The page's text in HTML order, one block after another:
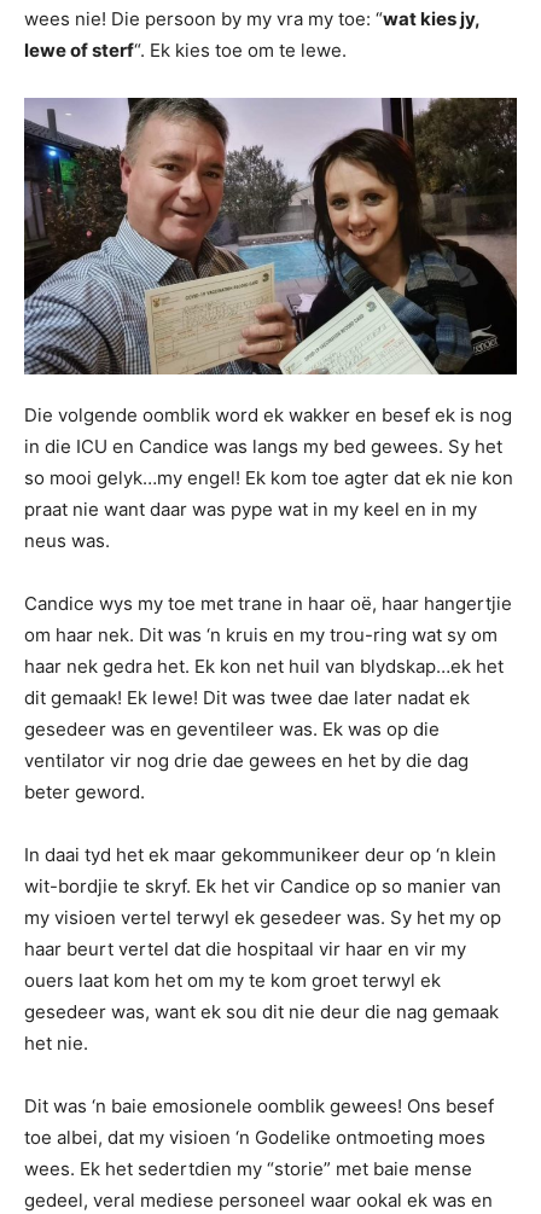
wees nie! Die persoon by my vra my toe: “wat kies jy,
lewe of sterf“. Ek kies toe om te lewe.
Die volgende oomblik word ek wakker en besef ek is nog
in die ICU en Candice was langs my bed gewees. Sy het
so mooi gelyk…my engel! Ek kom toe agter dat ek nie kon
praat nie want daar was pype wat in my keel en in my
neus was.
Candice wys my toe met trane in haar oë, haar hangertjie
om haar nek. Dit was ‘n kruis en my trou-ring wat sy om
haar nek gedra het. Ek kon net huil van blydskap…ek het
dit gemaak! Ek lewe! Dit was twee dae later nadat ek
gesedeer was en geventileer was. Ek was op die
ventilator vir nog drie dae gewees en het by die dag
beter geword.
In daai tyd het ek maar gekommunikeer deur op ‘n klein
wit-bordjie te skryf. Ek het vir Candice op so manier van
my visioen vertel terwyl ek gesedeer was. Sy het my op
haar beurt vertel dat die hospitaal vir haar en vir my
ouers laat kom het om my te kom groet terwyl ek
gesedeer was, want ek sou dit nie deur die nag gemaak
het nie.
Dit was ‘n baie emosionele oomblik gewees! Ons besef
toe albei, dat my visioen ‘n Godelike ontmoeting moes
wees. Ek het sedertdien my “storie” met baie mense
gedeel, veral mediese personeel waar ookal ek was en